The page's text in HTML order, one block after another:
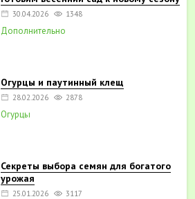
30.04.2026 1348
Дополнительно
Огурцы и паутинный клещ
28.02.2026 2878
Огурцы
Секреты выбора семян для богатого
урожая
25.01.2026 3117